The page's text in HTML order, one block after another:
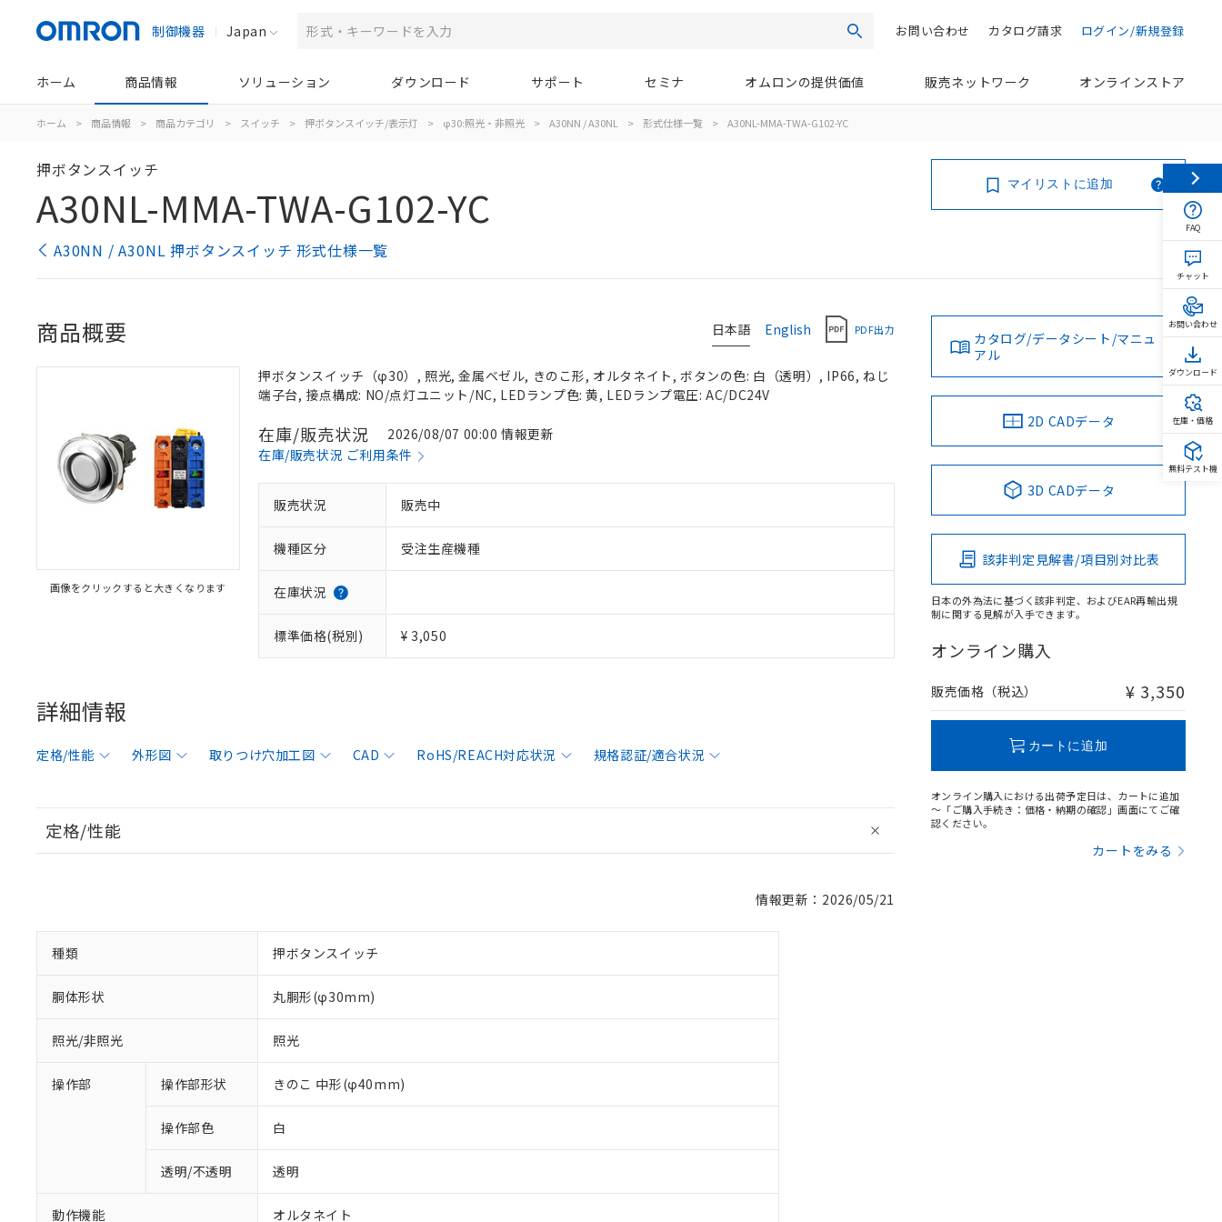
制御機器 Japan 検索 ログイン/新規登録
カタログ請求
お問い合わせ
ホーム 商品情報 ソリューション ダウンロード サポート セミナ オムロンの提供価値 販売ネットワーク オンラインストア
ホーム > 商品情報 > 商品カテゴリ > スイッチ > 押ボタンスイッチ/表示灯 > φ30:照光・非照光 > A30NN / A30NL > 形式仕様一覧 > A30NL-MMA-TWA-G102-YC
押ボタンスイッチ
A30NL-MMA-TWA-G102-YC
A30NN / A30NL 押ボタンスイッチ 形式仕様一覧
マイリストに追加
日本語 English PDF出力
商品概要
画像をクリックすると大きくなります
押ボタンスイッチ（φ30）, 照光, 金属ベゼル, きのこ形, オルタネイト, ボタンの色: 白（透明）, IP66, ねじ
端子台, 接点構成: NO/点灯ユニット/NC, LEDランプ色: 黄, LEDランプ電圧: AC/DC24V
在庫/販売状況
2026/08/07 00:00 情報更新
在庫/販売状況 ご利用条件
販売状況 販売中
機種区分 受注生産機種
在庫状況
標準価格(税別) ¥ 3,050
詳細情報
定格/性能 外形図 取りつけ穴加工図 CAD RoHS/REACH対応状況 規格認証/適合状況
定格/性能
情報更新：2026/05/21
種類 押ボタンスイッチ
胴体形状 丸胴形(φ30mm)
照光/非照光 照光
操作部 操作部形状 きのこ 中形(φ40mm)
操作部色 白
透明/不透明 透明
動作機能 オルタネイト
カタログ/データシート/マニュ
アル
2D CADデータ
3D CADデータ
該非判定見解書/項目別対比表
日本の外為法に基づく該非判定、およびEAR再輸出規
制に関する見解が入手できます。
オンライン購入
販売価格（税込） ¥ 3,350
カートに追加
オンライン購入における出荷予定日は、カートに追加
～「ご購入手続き：価格・納期の確認」画面にてご確
認ください。
カートをみる
FAQ
チャット
お問い合わせ
ダウンロード
在庫・価格
無料テスト機